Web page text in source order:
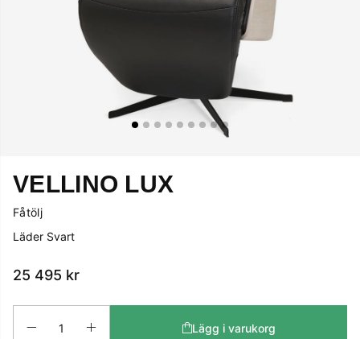
VELLINO LUX
Fåtölj
Läder Svart
25 495 kr
Lägg i varukorg